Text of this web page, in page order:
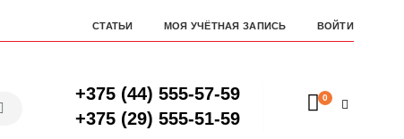
СТАТЬИ МОЯ УЧЁТНАЯ ЗАПИСЬ ВОЙТИ
+375 (44) 555-57-59
+375 (29) 555-51-59
0